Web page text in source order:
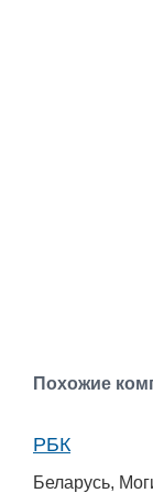
Похожие
РБК
Беларусь,